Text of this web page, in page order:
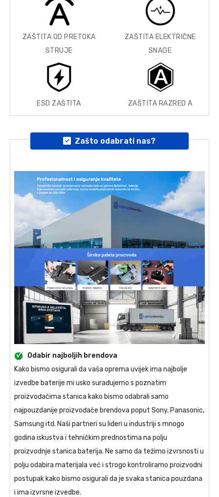
ZAŠTITA OD PRETOKA
STRUJE
ZAŠTITA ELEKTRIČNE
SNAGE
ESD ZAŠTITA ZAŠTITA RAZRED A
Zašto odabrati nas?
Odabir najboljih brendova
Kako bismo osigurali da vaša oprema uvijek ima najbolje
izvedbe baterije mi usko surađujemo s poznatim
proizvođačima stanica kako bismo odabrali samo
najpouzdanije proizvođače brendova poput Sony, Panasonic,
Samsung itd. Naši partneri su lideri u industriji s mnogo
godina iskustva i tehničkim prednostima na polju
proizvodnje stanica baterija. Ne samo da težimo izvrsnosti u
polju odabira materijala već i strogo kontroliramo proizvodni
postupak kako bismo osigurali da je svaka stanica pouzdana
i ima izvrsne izvedbe.